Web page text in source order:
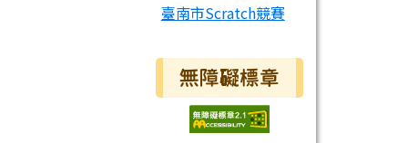
臺南市Scratch競賽
無障礙標章